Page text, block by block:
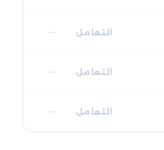
التعامل
التعامل
التعامل